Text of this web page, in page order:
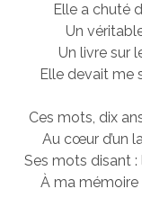
Elle a chuté
Un
Un livre sur
Elle devait me
Ces mots, dix
Au cœur d’un
Ses mots disant :
À ma mémoire